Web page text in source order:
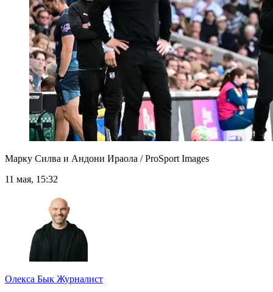
Марку Силва и Андони Ираола / ProSport Images
11 мая, 15:32
Олекса Бык Журналист